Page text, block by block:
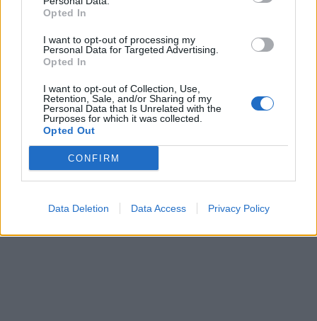
Opted In
I want to opt-out of processing my
Personal Data for Targeted Advertising.
Opted In
I want to opt-out of Collection, Use,
Retention, Sale, and/or Sharing of my
Personal Data that Is Unrelated with the
Purposes for which it was collected.
Opted Out
CONFIRM
Data Deletion Data Access Privacy Policy
In evidenza